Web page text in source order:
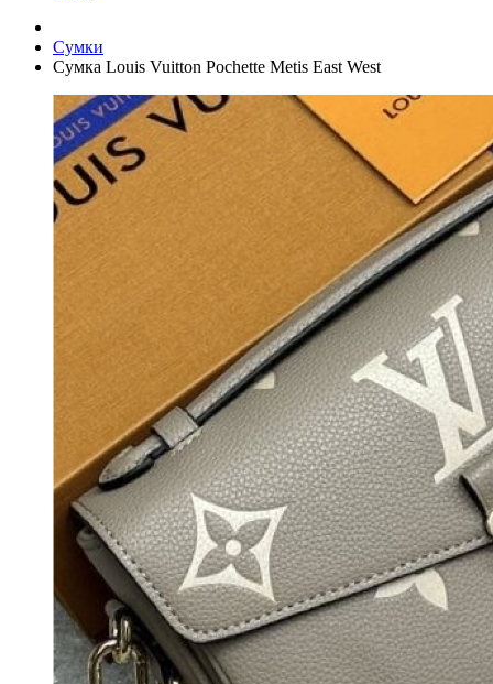
Сумки
Сумка Louis Vuitton Pochette Metis East West